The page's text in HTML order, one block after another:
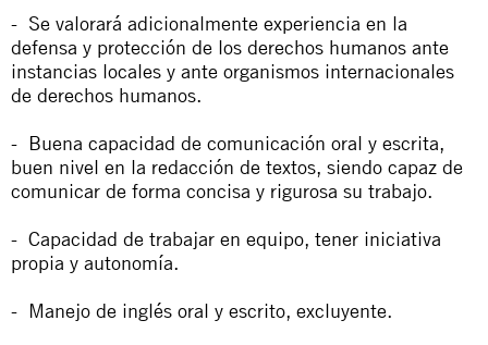
- Se valorará adicionalmente experiencia en la
defensa y protección de los derechos humanos ante
instancias locales y ante organismos internacionales
de derechos humanos.
- Buena capacidad de comunicación oral y escrita,
buen nivel en la redacción de textos, siendo capaz de
comunicar de forma concisa y rigurosa su trabajo.
- Capacidad de trabajar en equipo, tener iniciativa
propia y autonomía.
- Manejo de inglés oral y escrito, excluyente.